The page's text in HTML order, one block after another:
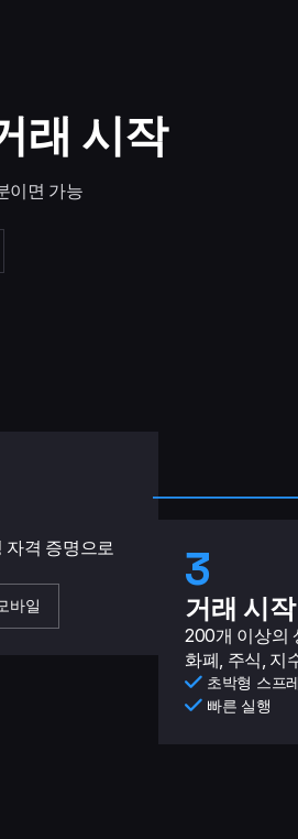
래 시작
이면 가능
자격 증명으로
바일
3
거래 시작
200개 이상의
화폐, 주식, 지
초박형 스프
빠른 실행